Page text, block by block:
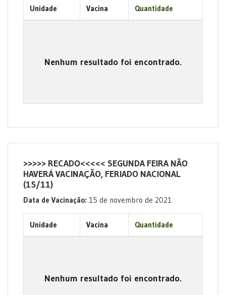
Unidade Vacina Quantidade
Nenhum resultado foi encontrado.
>>>>> RECADO<<<<< SEGUNDA FEIRA NÃO
HAVERÁ VACINAÇÃO, FERIADO NACIONAL
(15/11)
Data de Vacinação: 15 de novembro de 2021
Unidade Vacina Quantidade
Nenhum resultado foi encontrado.